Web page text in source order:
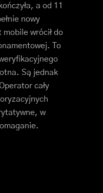
a od 11
nowy
wrócił do
To
Są jednak
cały
w